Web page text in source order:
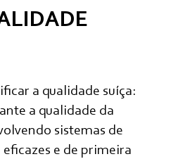
a qualidade suíça:
a qualidade da
sistemas de
e de primeira